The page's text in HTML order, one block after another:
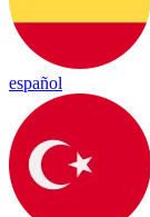
español